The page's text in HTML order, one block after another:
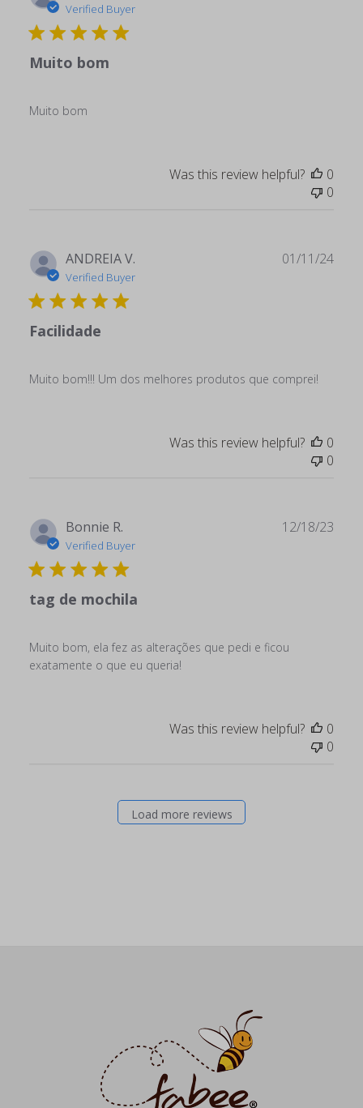
Verified Buyer
Muito bom
Muito bom
Was this review helpful?
0
0
ANDREIA V.
Verified Buyer
Facilidade
Muito bom!!! Um dos melhores produtos que comprei!
01/11/24
Was this review helpful?
0
0
Bonnie R.
Verified Buyer
tag de mochila
Muito bom, ela fez as alterações que pedi e ficou
exatamente o que eu queria!
12/18/23
Was this review helpful?
0
0
Load more reviews